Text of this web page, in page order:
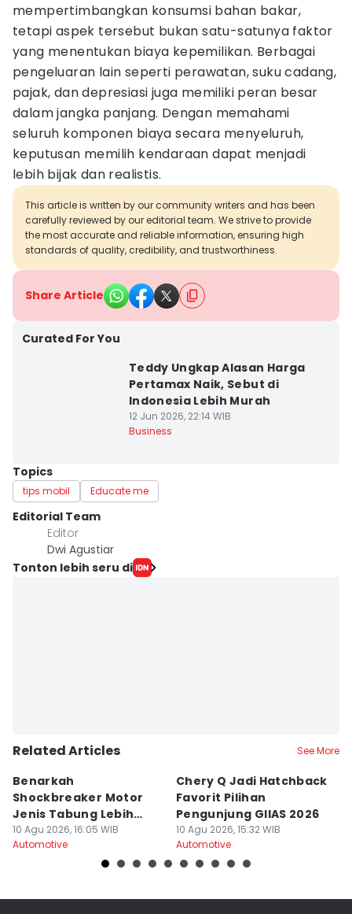
mempertimbangkan konsumsi bahan bakar,
tetapi aspek tersebut bukan satu-satunya faktor
yang menentukan biaya kepemilikan. Berbagai
pengeluaran lain seperti perawatan, suku cadang,
pajak, dan depresiasi juga memiliki peran besar
dalam jangka panjang. Dengan memahami
seluruh komponen biaya secara menyeluruh,
keputusan memilih kendaraan dapat menjadi
lebih bijak dan realistis.
This article is written by our community writers and has been
carefully reviewed by our editorial team. We strive to provide
the most accurate and reliable information, ensuring high
standards of quality, credibility, and trustworthiness.
Share Article
Curated For You
Teddy Ungkap Alasan Harga
Pertamax Naik, Sebut di
Indonesia Lebih Murah
12 Jun 2026, 22:14 WIB
Business
Topics
tips mobil Educate me
Editorial Team
Editor
Dwi Agustiar
Tonton lebih seru di
Related Articles See More
Benarkah
Shockbreaker Motor
Jenis Tabung Lebih
Nyaman?
10 Agu 2026, 16:05 WIB
Automotive
Chery Q Jadi Hatchback
Favorit Pilihan
Pengunjung GIIAS 2026
10 Agu 2026, 15:32 WIB
Automotive